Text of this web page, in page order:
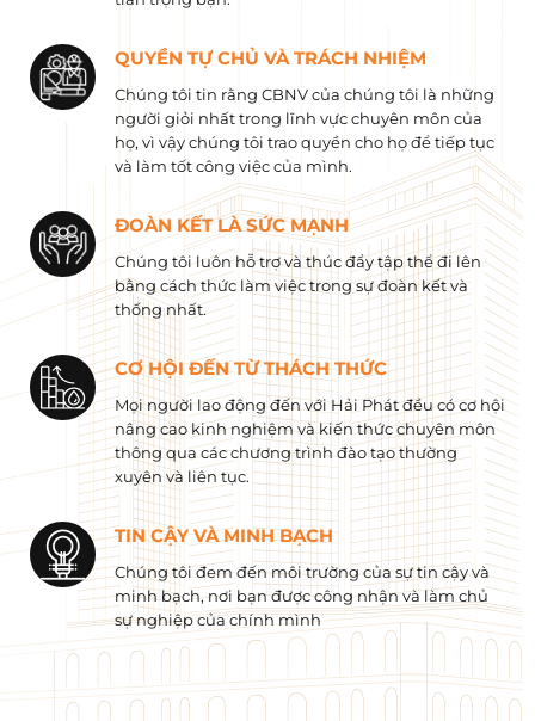
QUYỀN TỰ CHỦ VÀ TRÁCH NHIỆM
Chúng tôi tin rằng CBNV của chúng tôi là những
người giỏi nhất trong lĩnh vực chuyên môn của
họ, vì vậy chúng tôi trao quyền cho họ để tiếp tục
và làm tốt công việc của mình.
ĐOÀN KẾT LÀ SỨC MẠNH
Chúng tôi luôn hỗ trợ và thúc đẩy tập thể đi lên
bằng cách thức làm việc trong sự đoàn kết và
thống nhất.
CƠ HỘI ĐẾN TỪ THÁCH THỨC
Mọi người lao động đến với Hải Phát đều có cơ hội
nâng cao kinh nghiệm và kiến ​​thức chuyên môn
thông qua các chương trình đào tạo thường
xuyên và liên tục.
TIN CẬY VÀ MINH BẠCH
Chúng tôi đem đến môi trường của sự tin cậy và
minh bạch, nơi bạn được công nhận và làm chủ
sự nghiệp của chính mình